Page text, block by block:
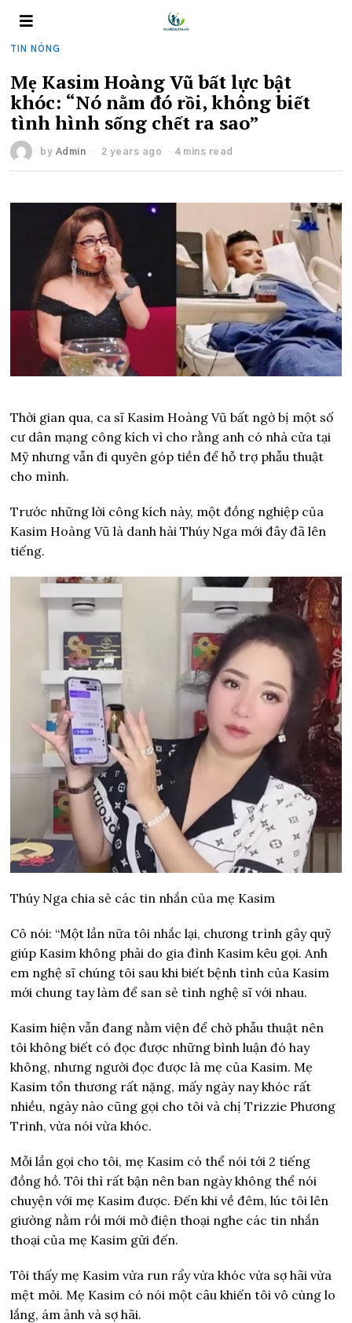
TIN NÓNG
Mẹ Kasim Hoàng Vũ bất lực bật
khóc: “Nó nằm đó rồi, không biết
tình hình sống chết ra sao”
by Admin 2 years ago 4 mins read
Thời gian qua, ca sĩ Kasim Hoàng Vũ bất ngờ bị một số
cư dân mạng công kích vì cho rằng anh có nhà cửa tại
Mỹ nhưng vẫn đi quyên góp tiền để hỗ trợ phẫu thuật
cho mình.
Trước những lời công kích này, một đồng nghiệp của
Kasim Hoàng Vũ là danh hài Thúy Nga mới đây đã lên
tiếng.
Thúy Nga chia sẻ các tin nhắn của mẹ Kasim
Cô nói: “Một lần nữa tôi nhắc lại, chương trình gây quỹ
giúp Kasim không phải do gia đình Kasim kêu gọi. Anh
em nghệ sĩ chúng tôi sau khi biết bệnh tình của Kasim
mới chung tay làm để san sẻ tình nghệ sĩ với nhau.
Kasim hiện vẫn đang nằm viện để chờ phẫu thuật nên
tôi không biết có đọc được những bình luận đó hay
không, nhưng người đọc được là mẹ của Kasim. Mẹ
Kasim tổn thương rất nặng, mấy ngày nay khóc rất
nhiều, ngày nào cũng gọi cho tôi và chị Trizzie Phương
Trinh, vừa nói vừa khóc.
Mỗi lần gọi cho tôi, mẹ Kasim có thể nói tới 2 tiếng
đồng hồ. Tôi thì rất bận nên ban ngày không thể nói
chuyện với mẹ Kasim được. Đến khi về đêm, lúc tôi lên
giường nằm rồi mới mở điện thoại nghe các tin nhắn
thoại của mẹ Kasim gửi đến.
Tôi thấy mẹ Kasim vừa run rẩy vừa khóc vừa sợ hãi vừa
mệt mỏi. Mẹ Kasim có nói một câu khiến tôi vô cùng lo
lắng, ám ảnh và sợ hãi.